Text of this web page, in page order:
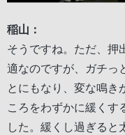
稲山：
そうですね。ただ、押
適なのですが、ガチっ
とにもなり、変な鳴き
ころをわずかに緩くす
した。緩くし過ぎると